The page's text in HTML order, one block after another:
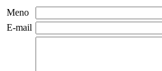
Meno
E-mail